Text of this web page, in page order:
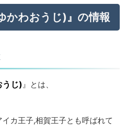
かわおうじ)』の情報
うじ)』とは、
カ王子,相賀王子とも呼ばれて